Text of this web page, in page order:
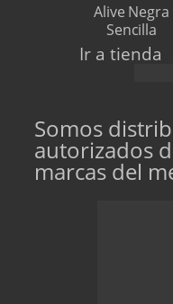
Alive Negra
Sencilla
Ir a tienda
Somos
autorizados
marcas del